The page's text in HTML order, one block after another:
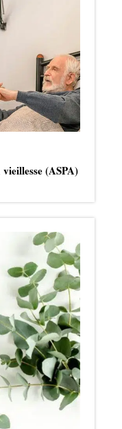
(ASPA)